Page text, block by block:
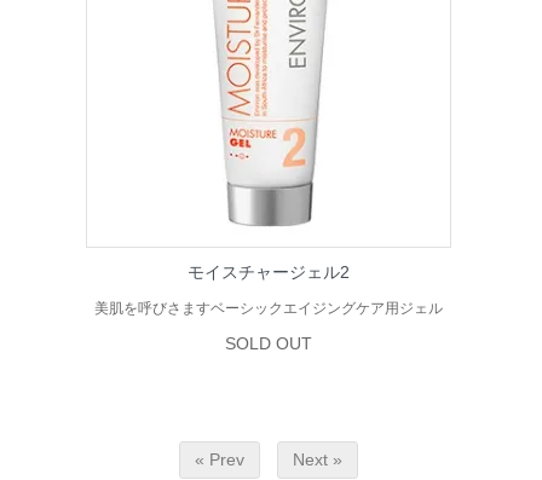
モイスチャージェル2
美肌を呼びさますベーシックエイジングケア用ジェル
SOLD OUT
« Prev Next »